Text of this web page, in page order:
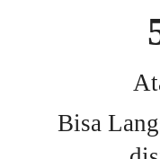
Bisa